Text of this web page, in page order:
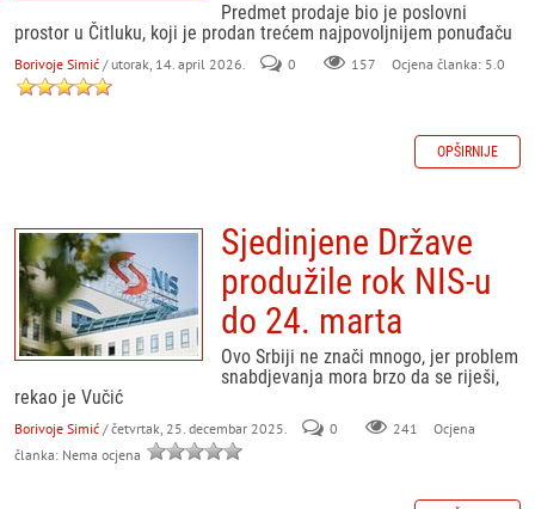
Predmet prodaje bio je poslovni
prostor u Čitluku, koji je prodan trećem najpovoljnijem ponuđaču
Borivoje Simić / utorak, 14. april 2026. 0 157 Ocjena članka: 5.0
OPŠIRNIJE
Sjedinjene Države
produžile rok NIS-u
do 24. marta
Ovo Srbiji ne znači mnogo, jer problem
snabdjevanja mora brzo da se riješi,
rekao je Vučić
Borivoje Simić / četvrtak, 25. decembar 2025. 0 241
Ocjena
članka: Nema ocjena